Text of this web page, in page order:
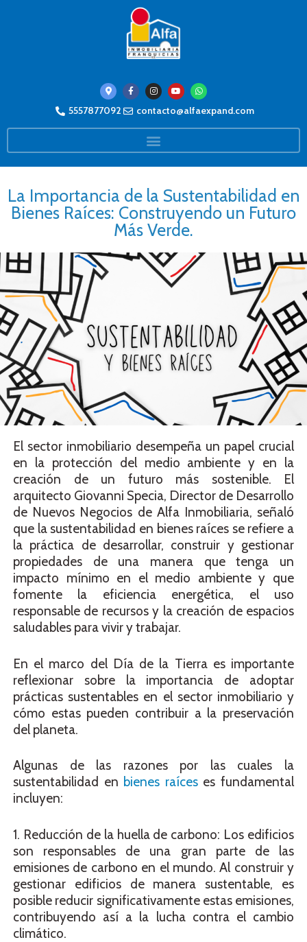
5557877092 contacto@alfaexpand.com
La Importancia de la Sustentabilidad en
Bienes Raíces: Construyendo un Futuro
Más Verde.
El sector inmobiliario desempeña un papel crucial
en la protección del medio ambiente y en la
creación de un futuro más sostenible. El
arquitecto Giovanni Specia, Director de Desarrollo
de Nuevos Negocios de Alfa Inmobiliaria, señaló
que la sustentabilidad en bienes raíces se refiere a
la práctica de desarrollar, construir y gestionar
propiedades de una manera que tenga un
impacto mínimo en el medio ambiente y que
fomente la eficiencia energética, el uso
responsable de recursos y la creación de espacios
saludables para vivir y trabajar.
En el marco del Día de la Tierra es importante
reflexionar sobre la importancia de adoptar
prácticas sustentables en el sector inmobiliario y
cómo estas pueden contribuir a la preservación
del planeta.
Algunas de las razones por las cuales la
sustentabilidad en bienes raíceses fundamental
incluyen:
1. Reducción de la huella de carbono: Los edificios
son responsables de una gran parte de las
emisiones de carbono en el mundo. Al construir y
gestionar edificios de manera sustentable, es
posible reducir significativamente estas emisiones,
contribuyendo así a la lucha contra el cambio
climático.